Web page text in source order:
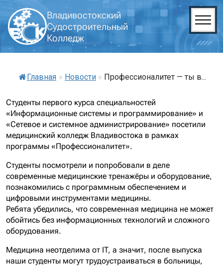
Владивостокский
Судостроительный
Колледж
Главная » Новости » Профессионалитет — ты в...
Студенты первого курса специальностей
«Информационные системы и программирование» и
«Сетевое и системное администрирование» посетили
медицинский колледж Владивостока в рамках
программы «Профессионалитет».
Студенты посмотрели и попробовали в деле
современные медицинские тренажёры и оборудование,
познакомились с программным обеспечением и
цифровыми инструментами медицины.
Ребята убедились, что современная медицина не может
обойтись без информационных технологий и сложного
оборудования.
Медицина неотделима от IT, а значит, после выпуска
наши студенты могут трудоустраиваться в больницы,